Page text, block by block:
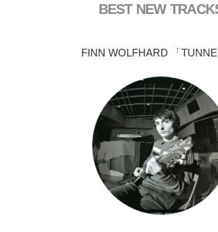
BEST NEW
FINN WOLFHARD 「